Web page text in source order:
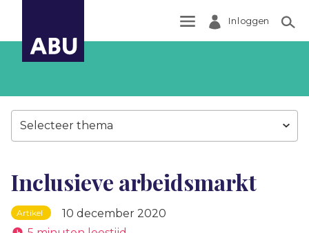
Inloggen
Selecteer thema
Inclusieve arbeidsmarkt
Artikel
10 december 2020